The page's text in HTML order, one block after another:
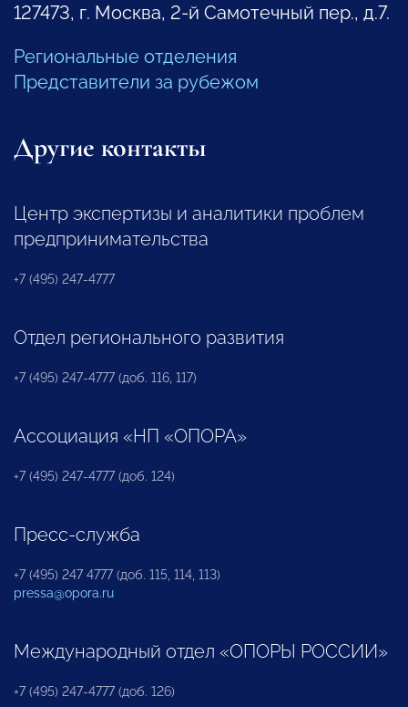
127473, г. Москва, 2-й Самотечный пер., д.7.
Региональные отделения
Представители за рубежом
Другие контакты
Центр экспертизы и аналитики проблем
предпринимательства
+7 (495) 247-4777
Отдел регионального развития
+7 (495) 247-4777 (доб. 116, 117)
Ассоциация «НП «ОПОРА»
+7 (495) 247-4777 (доб. 124)
Пресс-служба
+7 (495) 247 4777 (доб. 115, 114, 113)
pressa@opora.ru
Международный отдел «ОПОРЫ РОССИИ»
+7 (495) 247-4777 (доб. 126)